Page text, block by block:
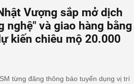
Vượng sắp mở dịch
nghệ" và giao hàng bằng
kiến chiêu mộ 20.000
từng đăng thông báo tuyển dụng vị trí